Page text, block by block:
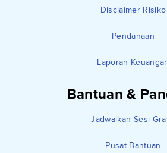
Disclaimer Risiko
Pendanaan
Laporan
Bantuan &
Jadwalkan Sesi
Pusat Bantuan